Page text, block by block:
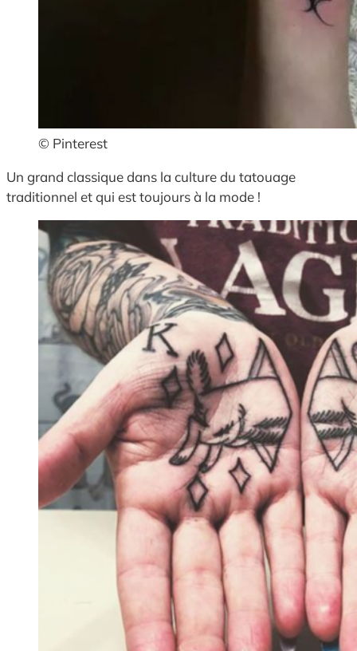
© Pinterest
Un grand classique dans la culture du tatouage
traditionnel et qui est toujours à la mode !